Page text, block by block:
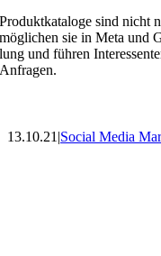
Pro­dukt­ka­ta­lo­ge sind nicht
mög­li­chen sie in Meta und
lung und füh­ren
An­fra­gen.
13.10.21 |Social Media